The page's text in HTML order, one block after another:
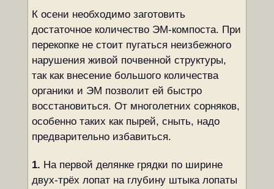
К осени необходимо заготовить
достаточное количество ЭМ-компоста. При
перекопке не стоит пугаться неизбежного
нарушения живой почвенной структуры,
так как внесение большого количества
органики и ЭМ позволит ей быстро
восстановиться. От многолетних сорняков,
особенно таких как пырей, сныть, надо
предварительно избавиться.
1. На первой делянке грядки по ширине
двух-трёх лопат на глубину штыка лопаты